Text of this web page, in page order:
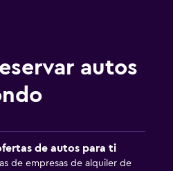
autos
de autos para ti
de empresas de alquiler de